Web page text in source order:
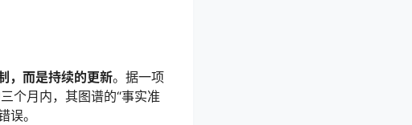
，而是持续的更新。据一项
个月内，其图谱的“事实准
。